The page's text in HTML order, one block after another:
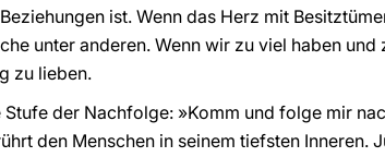
ist. Wenn das Herz mit
unter anderen. Wenn wir zu viel haben
zu lieben.
der Nachfolge: »Komm und folge mir
den Menschen in seinem tiefsten Inneren.